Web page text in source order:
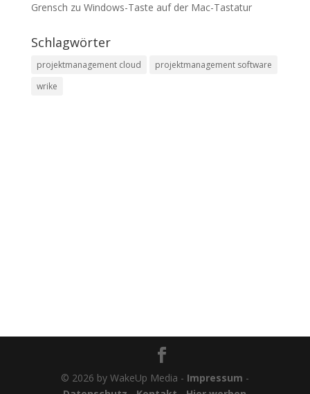
Grensch zu Windows-Taste auf der Mac-Tastatur
Schlagwörter
projektmanagement cloud
projektmanagement software
wrike
© 2026 by WakeUp Media - Impressum -